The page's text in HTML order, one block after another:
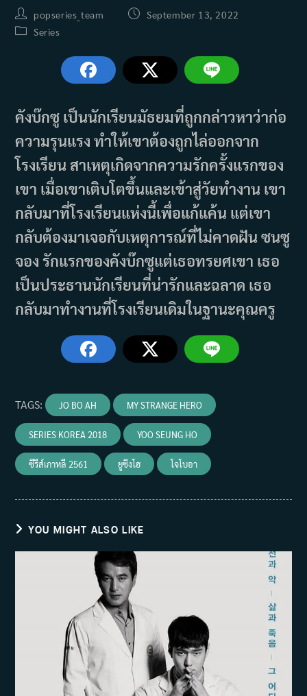
Post
author:
popseries_team
PostSeptember 13, 2022
PostSeries
คังบ๊กซู เป็นนักเรียนมัธยมที่ถูกกล่าวหาว่าก่อ
ความรุนแรง ทำให้เขาต้องถูกไล่ออกจาก
โรงเรียน สาเหตุเกิดจากความรักครั้งแรกของ
เขา เมื่อเขาเติบโตขึ้นและเข้าสู่วัยทำงาน เขา
กลับมาที่โรงเรียนแห่งนี้เพื่อแก้แค้น แต่เขา
กลับต้องมาเจอกับเหตุการณ์ที่ไม่คาดฝัน ซนซู
จอง รักแรกของคังบ๊กซูแต่เธอทรยศเขา เธอ
เป็นประธานนักเรียนที่น่ารักและฉลาด เธอ
กลับมาทำงานที่โรงเรียนเดิมในฐานะคุณครู
TAGS: JO BO AH MY STRANGE HERO
SERIES KOREA 2018 YOO SEUNG HO
ซีรีส์เกาหลี 2561 ยูซึงโฮ โจโบอา
YOU MIGHT ALSO LIKE